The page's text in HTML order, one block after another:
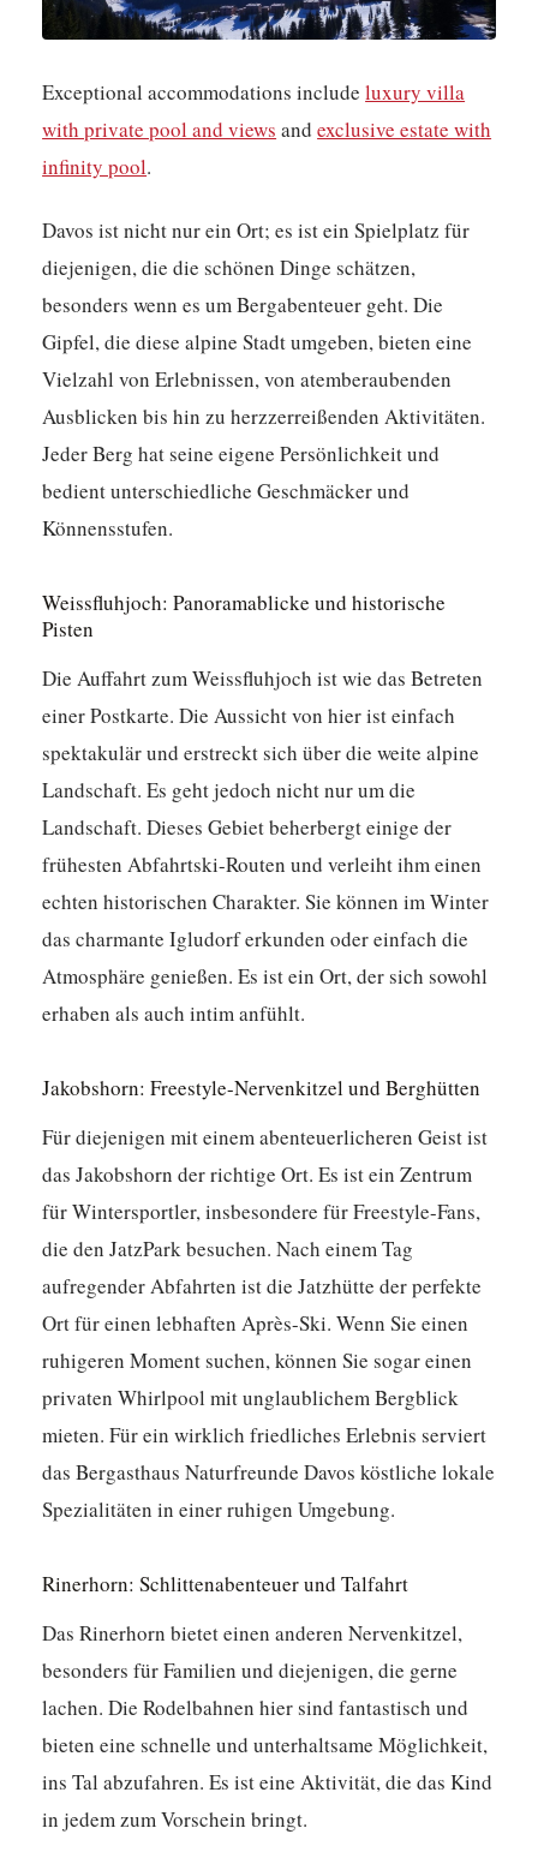
Exceptional accommodations includeluxury villa
with private pool and views andexclusive estate with
infinity pool.
Davos ist nicht nur ein Ort; es ist ein Spielplatz für
diejenigen, die die schönen Dinge schätzen,
besonders wenn es um Bergabenteuer geht. Die
Gipfel, die diese alpine Stadt umgeben, bieten eine
Vielzahl von Erlebnissen, von atemberaubenden
Ausblicken bis hin zu herzzerreißenden Aktivitäten.
Jeder Berg hat seine eigene Persönlichkeit und
bedient unterschiedliche Geschmäcker und
Könnensstufen.
Weissfluhjoch: Panoramablicke und historische
Pisten
Die Auffahrt zum Weissfluhjoch ist wie das Betreten
einer Postkarte. Die Aussicht von hier ist einfach
spektakulär und erstreckt sich über die weite alpine
Landschaft. Es geht jedoch nicht nur um die
Landschaft. Dieses Gebiet beherbergt einige der
frühesten Abfahrtski-Routen und verleiht ihm einen
echten historischen Charakter. Sie können im Winter
das charmante Igludorf erkunden oder einfach die
Atmosphäre genießen. Es ist ein Ort, der sich sowohl
erhaben als auch intim anfühlt.
Jakobshorn: Freestyle-Nervenkitzel und Berghütten
Für diejenigen mit einem abenteuerlicheren Geist ist
das Jakobshorn der richtige Ort. Es ist ein Zentrum
für Wintersportler, insbesondere für Freestyle-Fans,
die den JatzPark besuchen. Nach einem Tag
aufregender Abfahrten ist die Jatzhütte der perfekte
Ort für einen lebhaften Après-Ski. Wenn Sie einen
ruhigeren Moment suchen, können Sie sogar einen
privaten Whirlpool mit unglaublichem Bergblick
mieten. Für ein wirklich friedliches Erlebnis serviert
das Bergasthaus Naturfreunde Davos köstliche lokale
Spezialitäten in einer ruhigen Umgebung.
Rinerhorn: Schlittenabenteuer und Talfahrt
Das Rinerhorn bietet einen anderen Nervenkitzel,
besonders für Familien und diejenigen, die gerne
lachen. Die Rodelbahnen hier sind fantastisch und
bieten eine schnelle und unterhaltsame Möglichkeit,
ins Tal abzufahren. Es ist eine Aktivität, die das Kind
in jedem zum Vorschein bringt.